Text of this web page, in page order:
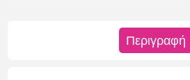
Περιγραφή